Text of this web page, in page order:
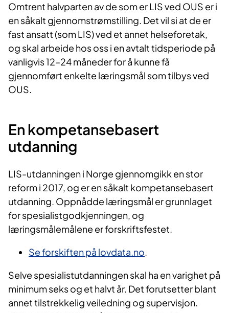
Omtrent halvparten av de som er LIS ved OUS er i
en såkalt gjennomstrømstilling. Det vil si at de er
fast ansatt (som LIS) ved et annet helseforetak,
og skal arbeide hos oss i en avtalt tidsperiode på
vanligvis 12–24 måneder for å kunne få
gjennomført enkelte læringsmål som tilbys ved
OUS.
En kompetansebasert
utdanning
LIS-utdanningen i Norge gjennomgikk en stor
reform i 2017, og er en såkalt kompetansebasert
utdanning. Oppnådde læringsmål er grunnlaget
for spesialistgodkjenningen, og
læringsmålemålene er forskriftsfestet.
Se forskiften på lovdata.no.
Selve spesialistutdanningen skal ha en varighet på
minimum seks og et halvt år. Det forutsetter blant
annet tilstrekkelig veiledning og supervisjon.